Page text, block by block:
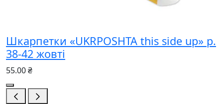
Шкарпетки «UKRPOSHTA this side up» р.
38-42 жовті
55.00 ₴